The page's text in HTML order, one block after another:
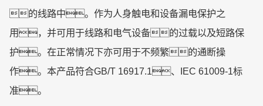
的线路中。作为人身触电和设备漏电保护之
用，并可用于线路和电气设备的过载以及短路保
护。在正常情况下亦可用于不频繁的通断操
作。本产品符合GB/T 16917.1、IEC 61009-1标
准。